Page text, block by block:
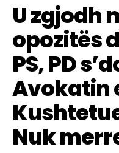
U zgjodh
opozitës
PS, PD
Avokatin
Nuk